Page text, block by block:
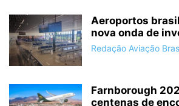
Aeroportos
nova onda de
Redação Aviação
Farnborough
centenas de